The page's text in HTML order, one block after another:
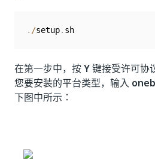
. /setup. sh
在第一步中，按Y键接受许可协
您要安装的平台类型，输入
下图中所示：